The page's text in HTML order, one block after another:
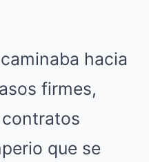
hacia
firmes,
que se